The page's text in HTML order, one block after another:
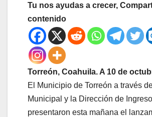
Tu nos ayudas a crecer,
contenido
Torreón, Coahuila. A 10 de
El Municipio de Torreón a través
Municipal y la Dirección de
presentaron esta mañana el